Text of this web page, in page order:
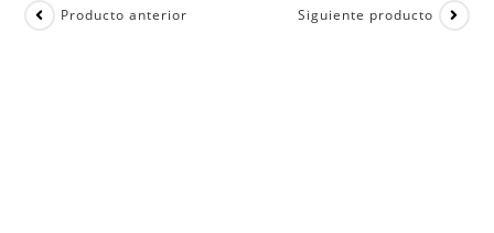
Producto anterior Siguiente producto